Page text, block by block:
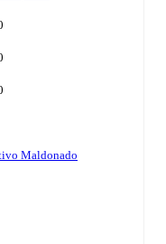
Maldonado